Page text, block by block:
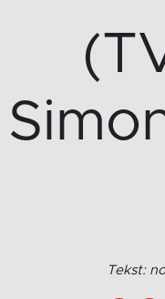
Tekst: